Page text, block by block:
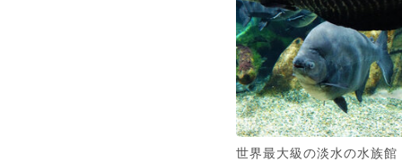
世界最大級の淡水の水族館